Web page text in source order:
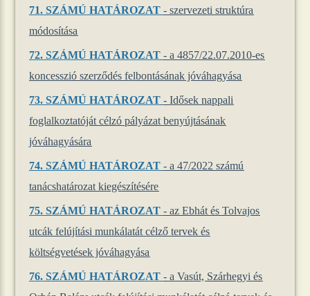
71.SZÁMÚ HATÁROZAT - szervezeti struktúra
módosítása
72.SZÁMÚ HATÁROZAT - a 4857/22.07.2010-es
koncesszió szerződés felbontásának jóváhagyása
73.SZÁMÚ HATÁROZAT - Idősek nappali
foglalkoztatóját célzó pályázat benyújtásának
jóváhagyására
74.SZÁMÚ HATÁROZAT - a 47/2022 számú
tanácshatározat kiegészítésére
75.SZÁMÚ HATÁROZAT - az Ebhát és Tolvajos
utcák felújítási munkálatát célző tervek és
költségvetések jóváhagyása
76.SZÁMÚ HATÁROZAT - a Vasút, Szárhegyi és